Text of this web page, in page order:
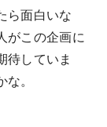
ら面白いな
がこの企画に
待していま
。